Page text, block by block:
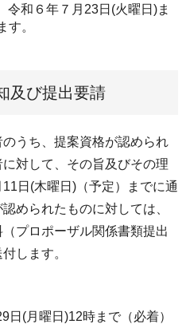
和６年７月23日(火曜日)ま
す。
及び提出要請
うち、提案資格が認められ
対して、その旨及びその理
日(木曜日)（予定）までに通
められたものに対しては、
プロポーザル関係書類提出
します。
(月曜日)12時まで（必着）